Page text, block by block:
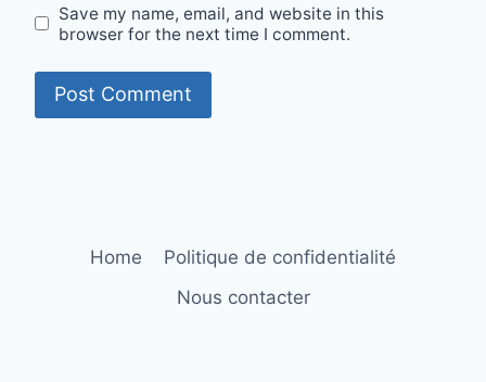
Save my name, email, and website in this
browser for the next time I comment.
Home
Politique de confidentialité
Nous contacter